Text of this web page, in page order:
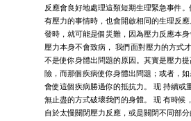
反應會良好地處理這類短期生理緊急事件
有壓力的事情時，也會開啟相同的生理反
發時，就可能是個災難，因為壓力反應本身
壓力本身不會致病， 我們面對壓力的方式
不是使你身體出問題的原因。其實是壓力
險，而那個疾病使你身體出問題；或者，
會使這個疾病勝過你的抵抗力。 现 持續或
無止盡的方式破壞我們的身體。 现 有時候
自於太慢關閉壓力反應，或是關閉不同部